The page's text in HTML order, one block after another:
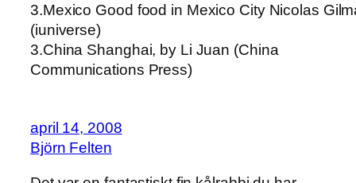
3.Mexico Good food in Mexico City Nicolas
(iuniverse)
3.China Shanghai, by Li Juan (China
Communications Press)
april 14, 2008
Björn Felten